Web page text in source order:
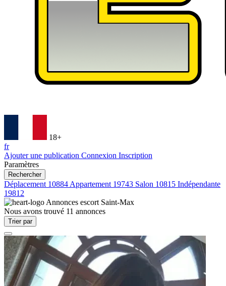
18+
fr
Ajouter une publication Connexion Inscription
Paramètres
Rechercher
Déplacement 10884 Appartement 19743 Salon 10815 Indépendante
19812
Annonces escort Saint-Max
Nous avons trouvé 11 annonces
Trier par